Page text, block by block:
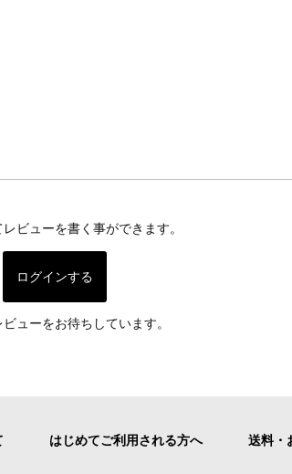
ビューを書く事ができます。
ログインする
ューをお待ちしています。
はじめてご利用される方へ 送料・